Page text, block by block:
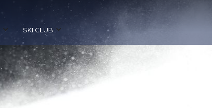
SKI CLUB